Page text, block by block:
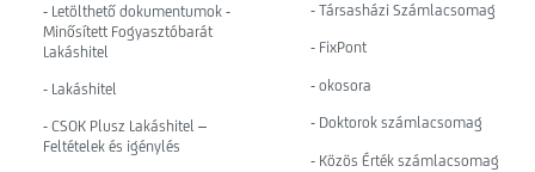
- Letölthető dokumentumok -
Minősített Fogyasztóbarát
Lakáshitel
- Lakáshitel
- CSOK Plusz Lakáshitel –
Feltételek és igénylés
- Társasházi Számlacsomag
- FixPont
- okosora
- Doktorok számlacsomag
- Közös Érték számlacsomag